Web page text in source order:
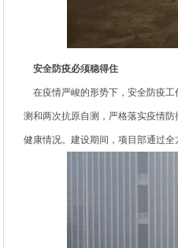
安全防疫必须稳得住
在疫情严峻的形势下，安全防疫工
测和两次抗原自测，严格落实疫情
健康情况。建设期间，项目部通过